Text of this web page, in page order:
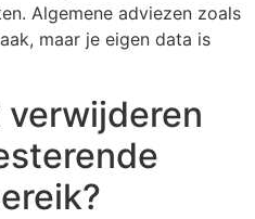
Algemene adviezen zoals
maar je eigen data is